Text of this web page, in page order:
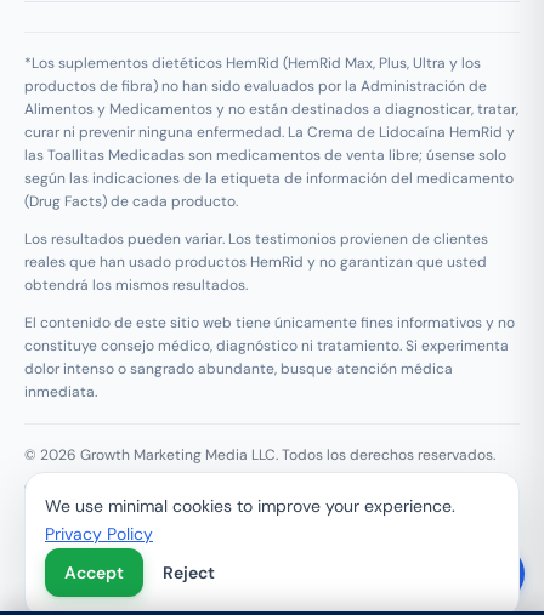
*Los suplementos dietéticos HemRid (HemRid Max, Plus, Ultra y los
productos de fibra) no han sido evaluados por la Administración de
Alimentos y Medicamentos y no están destinados a diagnosticar, tratar,
curar ni prevenir ninguna enfermedad. La Crema de Lidocaína HemRid y
las Toallitas Medicadas son medicamentos de venta libre; úsense solo
según las indicaciones de la etiqueta de información del medicamento
(Drug Facts) de cada producto.
Los resultados pueden variar. Los testimonios provienen de clientes
reales que han usado productos HemRid y no garantizan que usted
obtendrá los mismos resultados.
El contenido de este sitio web tiene únicamente fines informativos y no
constituye consejo médico, diagnóstico ni tratamiento. Si experimenta
dolor intenso o sangrado abundante, busque atención médica
inmediata.
© 2026 Growth Marketing Media LLC. Todos los derechos reservados.
Growth Marketing Media LLC, 126 E Wing St Suite #355, Arlington
Heights, IL 60005
Reembolso y Garantía de 120 Días
English Version
We use minimal cookies to improve your experience.
Privacy Policy
Accept
Reject